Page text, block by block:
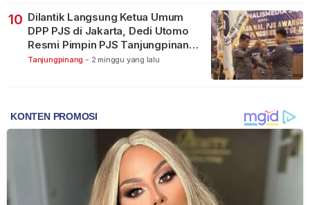
10 Dilantik Langsung Ketua Umum
DPP PJS di Jakarta, Dedi Utomo
Resmi Pimpin PJS Tanjungpinang-
Bintan
Tanjungpinang - 2 minggu yang lalu